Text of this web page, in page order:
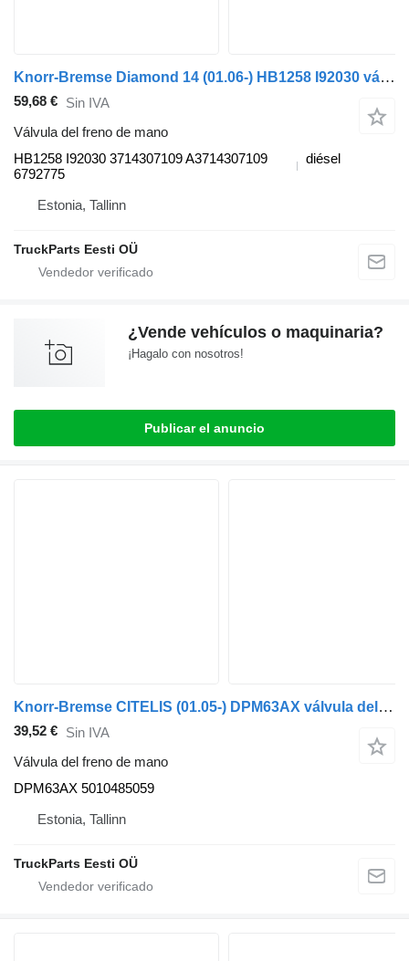
Knorr-Bremse Diamond 14 (01.06-) HB1258 I92030 válvula del freno de mano para Temsa Diamond (2006-) autobús
59,68 € Sin IVA
Válvula del freno de mano
HB1258 I92030 3714307109 A3714307109
6792775
diésel
Estonia, Tallinn
TruckParts Eesti OÜ
¿Vende vehículos o maquinaria?
¡Hagalo con nosotros!
Publicar el anuncio
Knorr-Bremse CITELIS (01.05-) DPM63AX válvula del freno de mano para Irisbus Access, Evadys, Axer, Karosa, Recreo, Domino, Agora, Citelis, Eurorider (1999-) autobús
39,52 € Sin IVA
Válvula del freno de mano
DPM63AX 5010485059
Estonia, Tallinn
TruckParts Eesti OÜ